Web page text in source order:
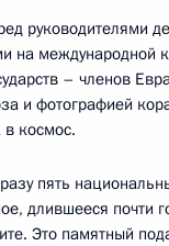
руководителями
на международной
– членов
и фотографией
в космос.
пять
длившееся почти
Это памятный